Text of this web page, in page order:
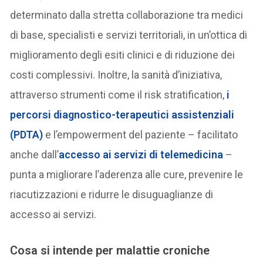
determinato dalla stretta collaborazione tra medici
di base, specialisti e servizi territoriali, in un’ottica di
miglioramento degli esiti clinici e di riduzione dei
costi complessivi. Inoltre, la sanità d’iniziativa,
attraverso strumenti come il risk stratification, i
percorsi diagnostico-terapeutici assistenziali
(PDTA) e l’empowerment del paziente – facilitato
anche dall’accesso ai servizi di telemedicina –
punta a migliorare l’aderenza alle cure, prevenire le
riacutizzazioni e ridurre le disuguaglianze di
accesso ai servizi.
Cosa si intende per malattie croniche